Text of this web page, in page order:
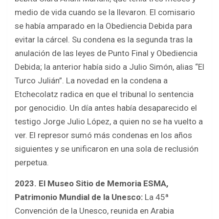
medio de vida cuando se la llevaron. El comisario
se había amparado en la Obediencia Debida para
evitar la cárcel. Su condena es la segunda tras la
anulación de las leyes de Punto Final y Obediencia
Debida; la anterior había sido a Julio Simón, alias “El
Turco Julián”. La novedad en la condena a
Etchecolatz radica en que el tribunal lo sentencia
por genocidio. Un día antes había desaparecido el
testigo Jorge Julio López, a quien no se ha vuelto a
ver. El represor sumó más condenas en los años
siguientes y se unificaron en una sola de reclusión
perpetua.
2023. El Museo Sitio de Memoria ESMA,
Patrimonio Mundial de la Unesco: La 45ª
Convención de la Unesco, reunida en Arabia